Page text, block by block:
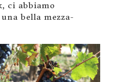
ci abbiamo
bella mezza-